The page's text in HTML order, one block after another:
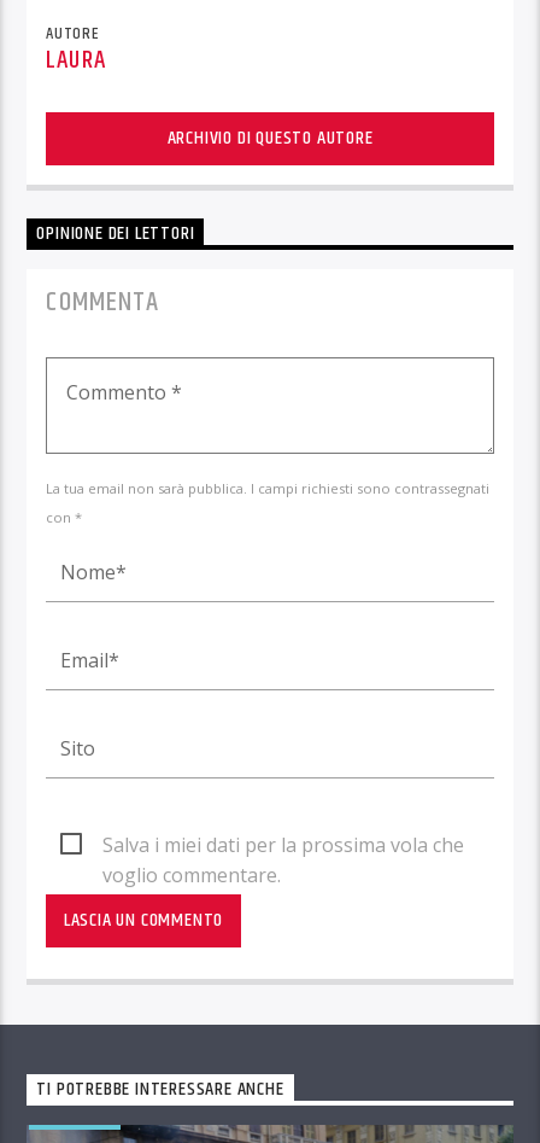
AUTORE
LAURA
ARCHIVIO DI QUESTO AUTORE
OPINIONE DEI LETTORI
COMMENTA
La tua email non sarà pubblica. I campi richiesti sono contrassegnati
con *
Salva i miei dati per la prossima vola che
voglio commentare.
TI POTREBBE INTERESSARE ANCHE